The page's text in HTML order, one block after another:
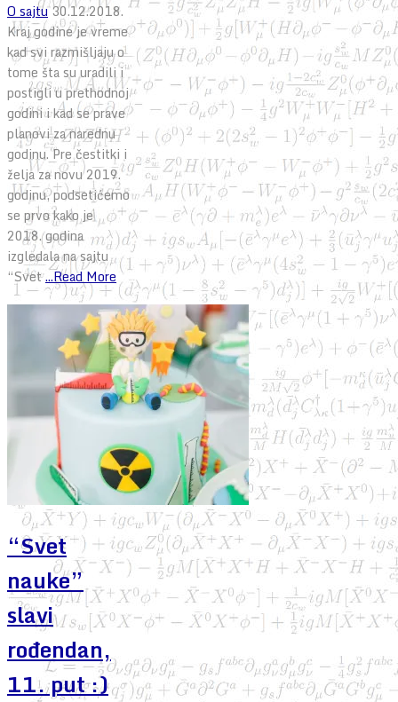
O sajtu 30.12.2018.
Kraj godine je vreme
kad svi razmišljaju o
tome šta su uradili i
postigli u prethodnoj
godini i kad se prave
planovi za narednu
godinu. Pre čestitki i
želja za novu 2019.
godinu, podsetićemo
se prvo kako je
2018. godina
izgledala na sajtu
“Svet...Read More
“Svet
nauke”
slavi
rođendan,
11. put :)